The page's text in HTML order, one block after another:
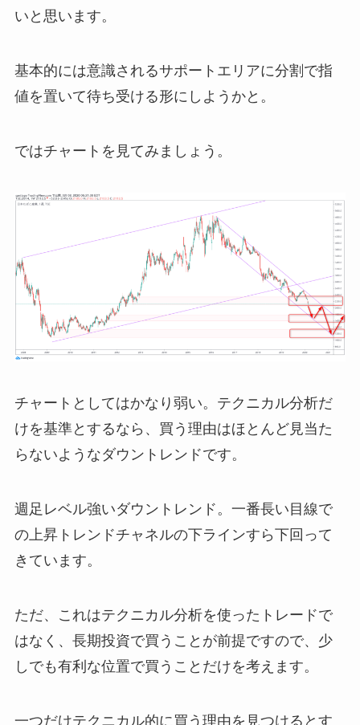
いと思います。
基本的には意識されるサポートエリアに分割で指
値を置いて待ち受ける形にしようかと。
ではチャートを見てみましょう。
チャートとしてはかなり弱い。テクニカル分析だ
けを基準とするなら、買う理由はほとんど見当た
らないようなダウントレンドです。
週足レベル強いダウントレンド。一番長い目線で
の上昇トレンドチャネルの下ラインすら下回って
きています。
ただ、これはテクニカル分析を使ったトレードで
はなく、長期投資で買うことが前提ですので、少
しでも有利な位置で買うことだけを考えます。
一つだけテクニカル的に買う理由を見つけるとす